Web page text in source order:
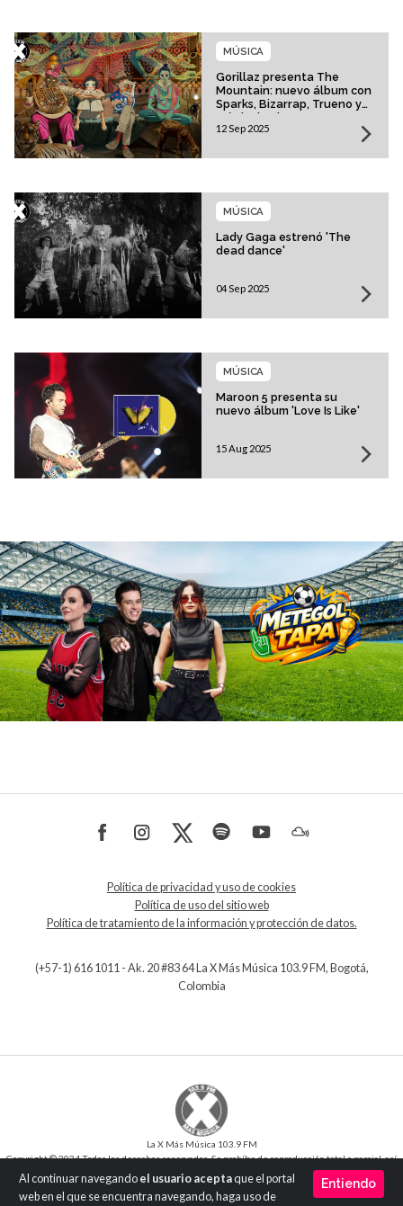
Al continuar navegando el usuario aceptaque el portal
web en el que se encuentra navegando, haga uso de
Entiendo
Gorillaz presenta The
Mountain: nuevo álbum con
Sparks, Bizarrap, Trueno y
más invitados
MÚSICA
12 Sep 2025
Lady Gaga estrenó 'The
dead dance'
MÚSICA
04 Sep 2025
Maroon 5 presenta su
nuevo álbum 'Love Is Like'
MÚSICA
15 Aug 2025
Política de privacidad y uso de cookies
Política de uso del sitio web
Política de tratamiento de la información y protección de datos.
(+57-1) 616 1011 - Ak. 20 #83 64 La X Más Música 103.9 FM, Bogotá,
Colombia
La X Más Música 103.9 FM
Copyright © 2024 Todos los derechos reservados. Se prohíbe de reproducción total o parcial, así
como su traducción a cualquier idioma sin la autorización escrita del titular.
Desarrollo y Diseño
SilverIT
Versión 1.0